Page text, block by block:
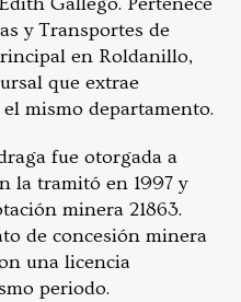
y Transportes de
en Roldanillo,
que extrae
mismo departamento.
fue otorgada a
la tramitó en 1997 y
minera 21863.
de concesión minera
una licencia
periodo.